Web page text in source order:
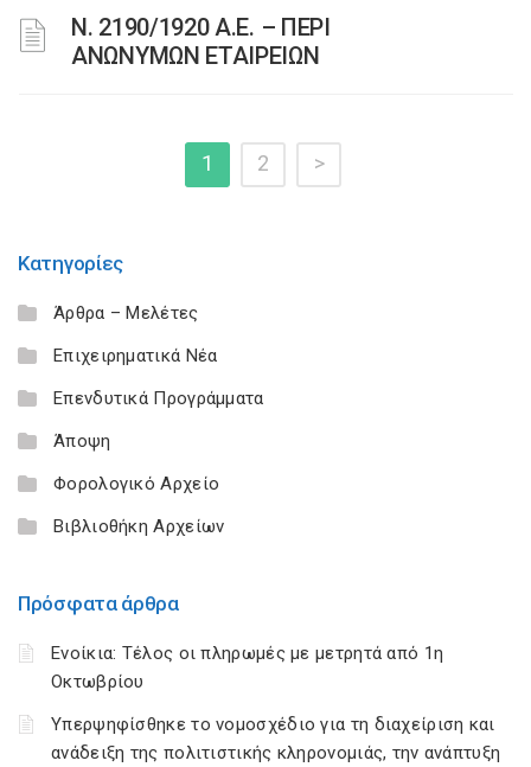
Ν. 2190/1920 Α.Ε. – ΠΕΡΙ
ΑΝΩΝΥΜΩΝ ΕΤΑΙΡΕΙΩΝ
1 2 >
Κατηγορίες
Άρθρα – Μελέτες
Επιχειρηματικά Νέα
Επενδυτικά Προγράμματα
Άποψη
Φορολογικό Αρχείο
Βιβλιοθήκη Αρχείων
Πρόσφατα άρθρα
Ενοίκια: Τέλος οι πληρωμές με μετρητά από 1η
Οκτωβρίου
Υπερψηφίσθηκε το νομοσχέδιο για τη διαχείριση και
ανάδειξη της πολιτιστικής κληρονομιάς, την ανάπτυξη